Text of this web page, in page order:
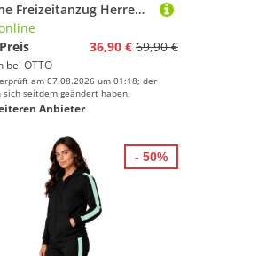
L.gonline Freizeitanzug Herren Trainingsanzug, Jogginganzug mit Kapuzenjacke 0986 (Kapuzenjacke mit Reißverschluss, Hose, 2-tlg), Fitness Freizeit Casual
36,90 € 69,90 €
bei OTTO
am 07.08.2026 um 01:18; der
sich seitdem geändert haben.
Anbieter
- 50%